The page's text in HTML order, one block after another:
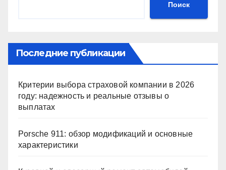
Поиск
Последние публикации
Критерии выбора страховой компании в 2026
году: надежность и реальные отзывы о
выплатах
Porsche 911: обзор модификаций и основные
характеристики